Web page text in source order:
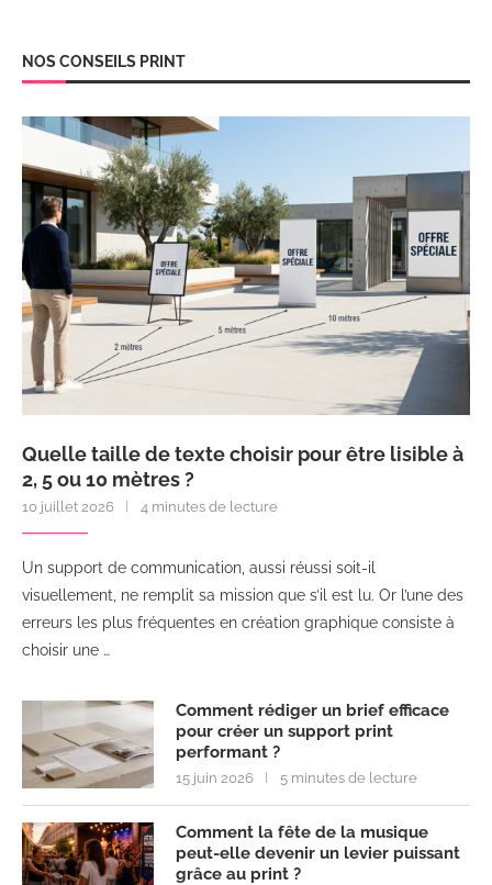
NOS CONSEILS PRINT
Quelle taille de texte choisir pour être lisible à
2, 5 ou 10 mètres ?
10 juillet 2026 4 minutes de lecture
Un support de communication, aussi réussi soit-il
visuellement, ne remplit sa mission que s’il est lu. Or l’une des
erreurs les plus fréquentes en création graphique consiste à
choisir une …
Comment rédiger un brief efficace
pour créer un support print
performant ?
15 juin 2026 5 minutes de lecture
Comment la fête de la musique
peut-elle devenir un levier puissant
grâce au print ?